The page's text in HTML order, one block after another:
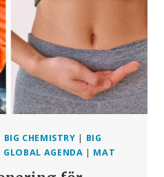
BIG CHEMISTRY | BIG
GLOBAL AGENDA | MAT